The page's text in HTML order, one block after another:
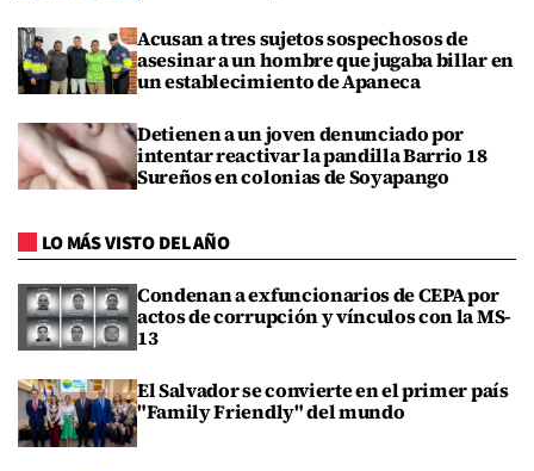
Acusan a tres sujetos sospechosos de
asesinar a un hombre que jugaba billar en
un establecimiento de Apaneca
Detienen a un joven denunciado por
intentar reactivar la pandilla Barrio 18
Sureños en colonias de Soyapango
LO MÁS VISTO DEL AÑO
Condenan a exfuncionarios de CEPA por
actos de corrupción y vínculos con la MS-
13
El Salvador se convierte en el primer país
"Family Friendly" del mundo